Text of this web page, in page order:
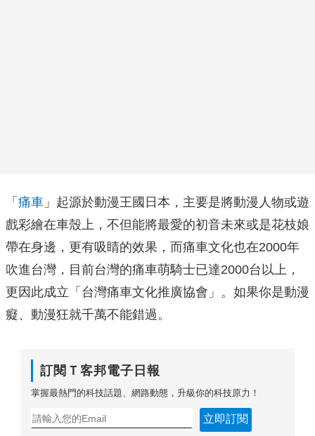
「 痛車 」起源於動漫王國日本，主要是將動漫人物或遊
戲彩繪在車殼上，不但能將最愛的初音未來或是花枝娘
帶在身邊，更有吸睛的效果，而痛車文化也在2000年
吹進台灣，目前台灣的痛車萌騎士已達2000台以上，
更因此成立「台灣痛車文化推廣協會」。如果你是動漫
癡、動漫狂就千萬不能錯過。
訂閱Ｔ客邦電子日報
掌握最熱門的科技話題、網路動態，升級你的科技原力！
立即訂閱